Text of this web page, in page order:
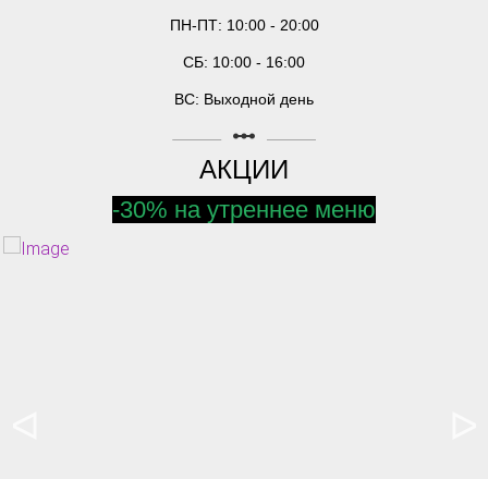
ПН-ПТ: 10:00 - 20:00
СБ: 10:00 - 16:00
ВС: Выходной день
linear_scale
АКЦИИ
-30% на утреннее меню